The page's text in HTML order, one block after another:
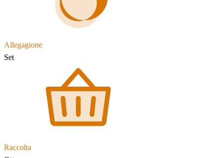
Allegagione
Set
Raccolta